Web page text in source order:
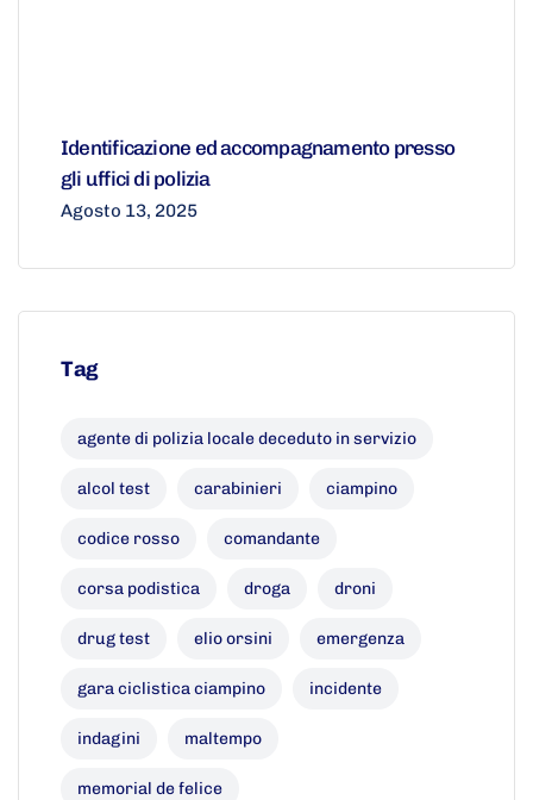
Identificazione ed accompagnamento presso
gli uffici di polizia
Agosto 13, 2025
Tag
agente di polizia locale deceduto in servizio
alcol test carabinieri ciampino
codice rosso comandante
corsa podistica droga droni
drug test elio orsini emergenza
gara ciclistica ciampino incidente
indagini maltempo
memorial de felice